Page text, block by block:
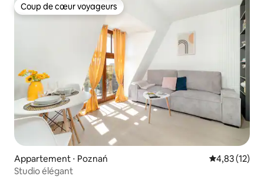
Coup de cœur voyageurs
Coup de cœur voyageurs
Appartement ⋅ Poznań Évaluation
4,83 (12)
Studio élégant